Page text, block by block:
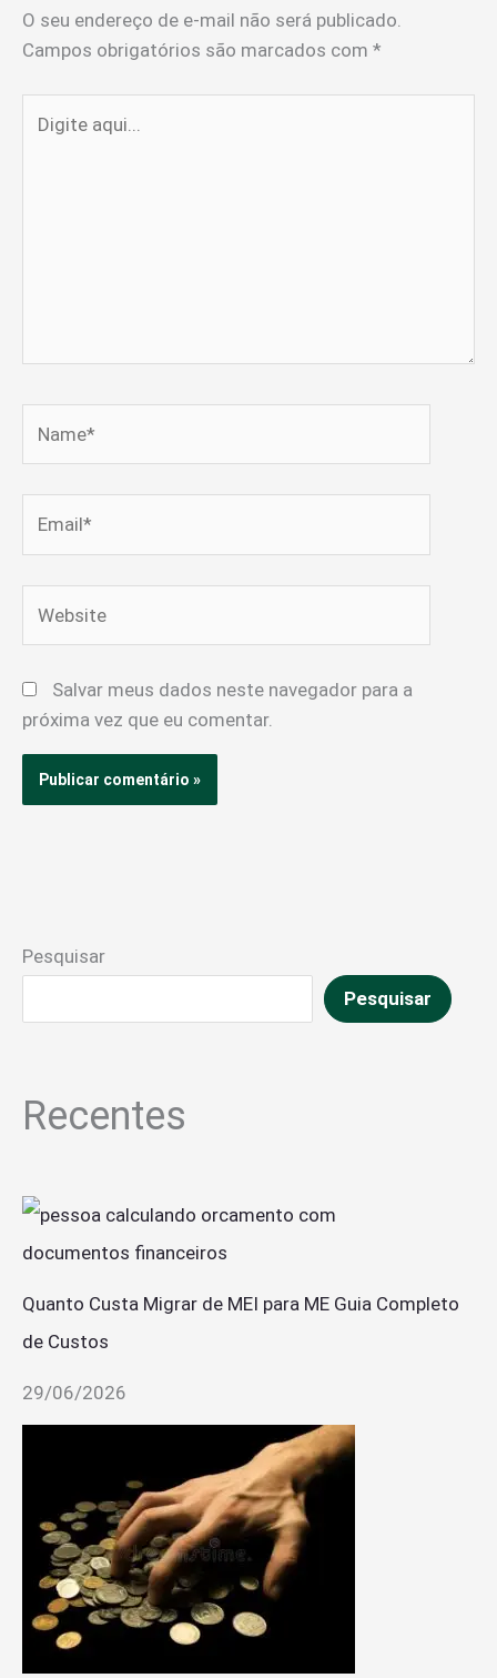
O seu endereço de e-mail não será publicado.
Campos obrigatórios são marcados com *
aqui...
Salvar meus dados neste navegador para a
próxima vez que eu comentar.
Pesquisar
Pesquisar
Recentes
Quanto Custa Migrar de MEI para ME Guia Completo
de Custos
29/06/2026